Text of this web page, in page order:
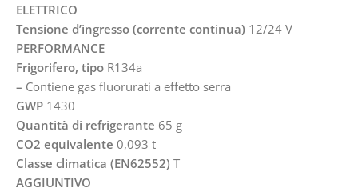
ELETTRICO
Tensione d’ingresso (corrente continua) 12/24 V
PERFORMANCE
Frigorifero, tipo R134a
– Contiene gas fluorurati a effetto serra
GWP 1430
Quantità di refrigerante 65 g
CO2 equivalente 0,093 t
Classe climatica (EN62552) T
AGGIUNTIVO